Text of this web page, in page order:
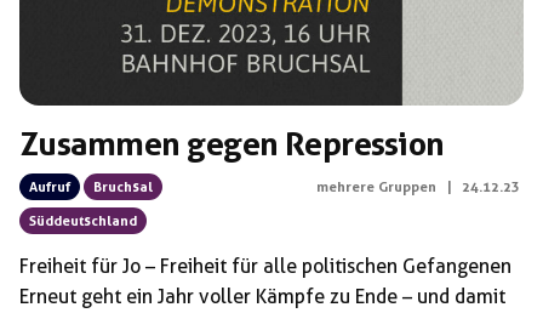
Zusammen gegen Repression
Aufruf
Bruchsal
Süddeutschland
mehrere Gruppen 24.12.23
Freiheit für Jo – Freiheit für alle politischen Gefangenen
Erneut geht ein Jahr voller Kämpfe zu Ende – und damit